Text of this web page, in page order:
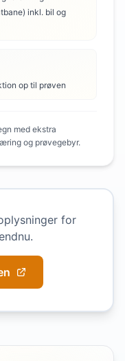
inkl. bil og
op til prøven
med ekstra
og prøvegebyr.
for